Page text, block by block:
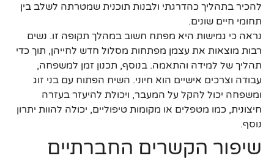
להכיר בתהליך כהדרגתי ולבנות תוכנית שמטרתה לשלב בין
תחומי חיים שונים.
נראה כי גמישות היא מפתח חשוב במהלך תקופה זו. נשים
רבות מוצאות את עצמן מפתחות מסלול חדש לחייהן, תוך כדי
תהליך של למידה והתאמה. בנוסף, תכנון זמן למשפחה,
עבודה וצרכים אישיים הוא חיוני. השיח הפתוח עם בני זוג
ומשפחה יכול להקל על המעבר, ויכולת להיעזר בעזרה
חיצונית, כמו מטפלים או מקומות טיפוליים, יכולה להוות יתרון
נוסף.
שיפור הקשרים החברתיים